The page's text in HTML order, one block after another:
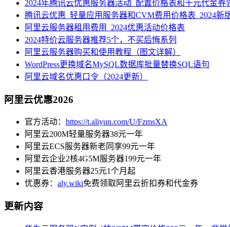
2024年腾讯云优惠服务器活动_配置价格表和千元代金券
腾讯云优惠_轻量应用服务器和CVM费用价格表_2024新
阿里云服务器租用费用_2024优惠活动价格表
2024特价云服务器推荐5个，不买后悔系列
阿里云服务器购买和使用教程（图文详解）
WordPress更换域名MySQL数据库批量替换SQL语句
阿里云域名优惠口令（2024更新）
阿里云优惠2026
官方活动： https://t.aliyun.com/U/FzmsXA
阿里云200M轻量服务器38元一年
阿里云ECS服务器新老同享99元一年
阿里云企业2核4G5M服务器199元一年
阿里云香港服务器25元1个月起
优惠券： aly.wiki免费领取阿里云折扣券和代金券
更新内容